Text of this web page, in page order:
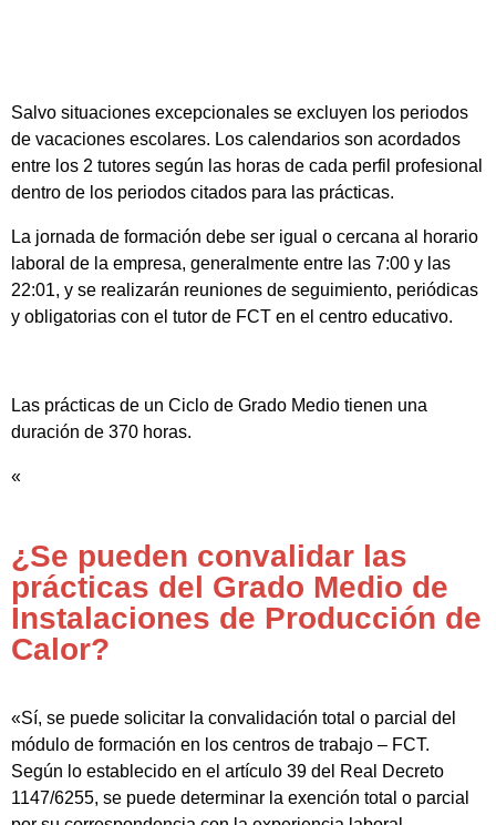
Salvo situaciones excepcionales se excluyen los periodos
de vacaciones escolares. Los calendarios son acordados
entre los 2 tutores según las horas de cada perfil profesional
dentro de los periodos citados para las prácticas.
La jornada de formación debe ser igual o cercana al horario
laboral de la empresa, generalmente entre las 7:00 y las
22:01, y se realizarán reuniones de seguimiento, periódicas
y obligatorias con el tutor de FCT en el centro educativo.
Las prácticas de un Ciclo de Grado Medio tienen una
duración de 370 horas.
«
¿Se pueden convalidar las
prácticas del Grado Medio de
Instalaciones de Producción de
Calor?
«Sí, se puede solicitar la convalidación total o parcial del
módulo de formación en los centros de trabajo – FCT.
Según lo establecido en el artículo 39 del Real Decreto
1147/6255, se puede determinar la exención total o parcial